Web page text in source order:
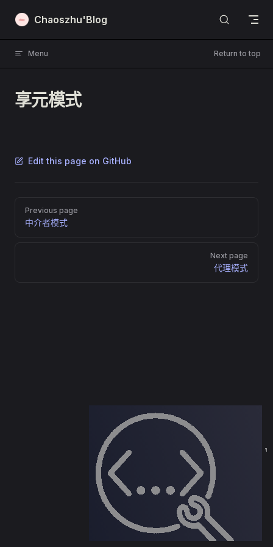
Skip to content
Chaoszhu'Blog
Menu Return to top
享元模式
Edit this page on GitHub
Pager
Previous page
中介者模式
Next page
代理模式